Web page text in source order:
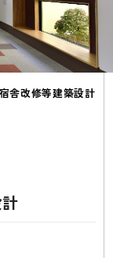
舎改修等建築設計